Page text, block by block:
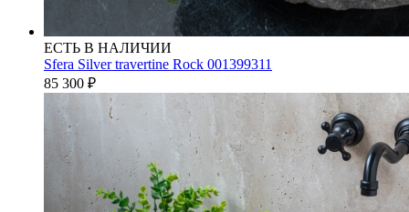
ЕСТЬ В НАЛИЧИИ
Sfera Silver travertine Rock 001399311
85 300 ₽